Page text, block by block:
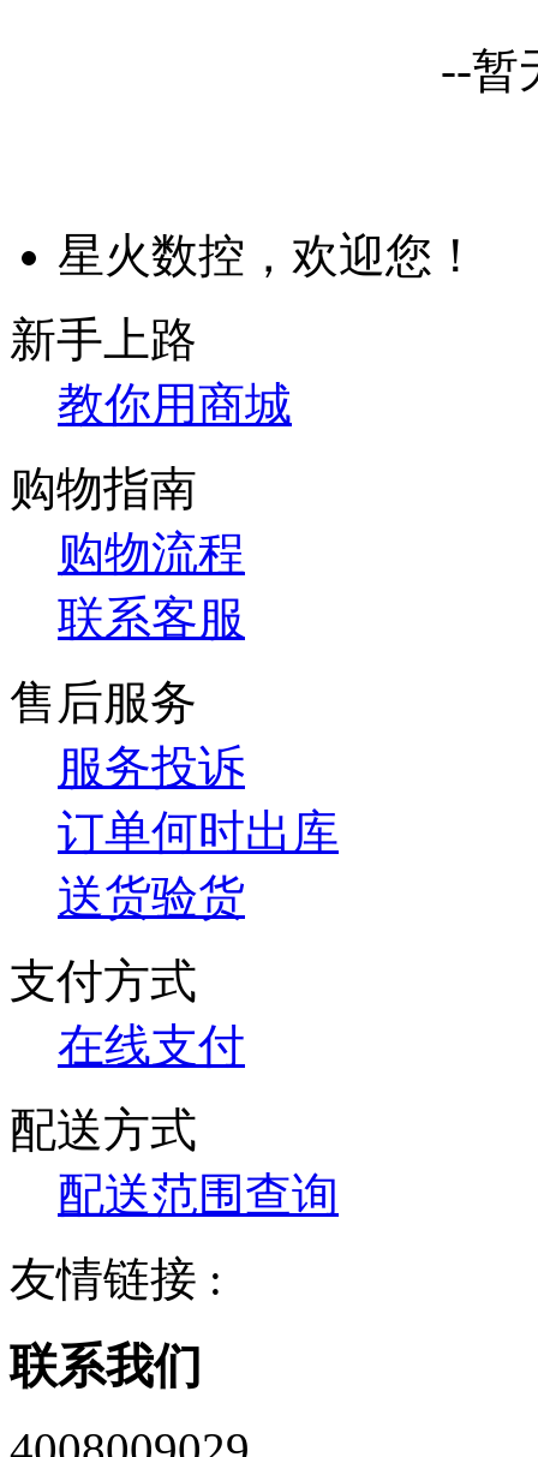
--暂
星火数控，欢迎您！
新手上路
教你用商城
购物指南
购物流程
联系客服
售后服务
服务投诉
订单何时出库
送货验货
支付方式
在线支付
配送方式
配送范围查询
友情链接 :
联系我们